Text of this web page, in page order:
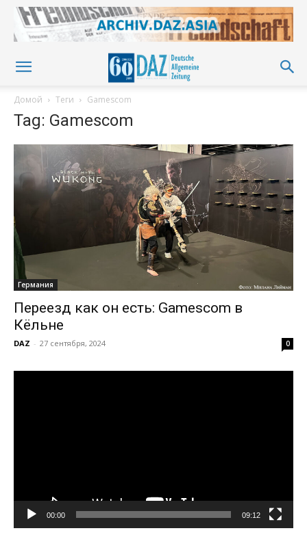
Домой Теги Gamescom
Tag: Gamescom
Германия
Переезд как он есть: Gamescom в
Кёльне
DAZ - 27 сентября, 2024 0
00:00 09:12